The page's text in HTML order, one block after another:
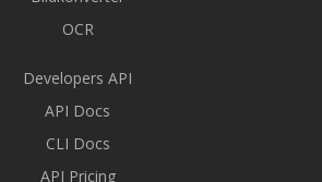
OCR
Developers API
API Docs
CLI Docs
API Pricing